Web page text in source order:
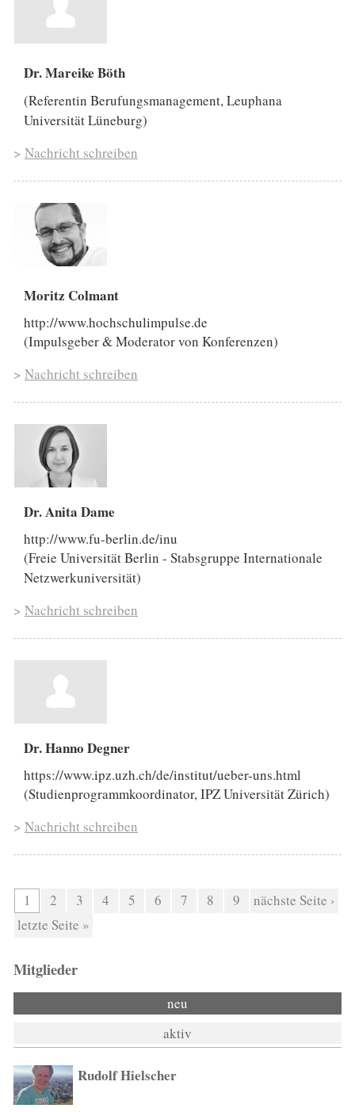
Dr. Mareike Böth
(Referentin Berufungsmanagement, Leuphana
Universität Lüneburg)
> Nachricht schreiben
Moritz Colmant
http://www.hochschulimpulse.de
(Impulsgeber & Moderator von Konferenzen)
> Nachricht schreiben
Dr. Anita Dame
http://www.fu-berlin.de/inu
(Freie Universität Berlin - Stabsgruppe Internationale
Netzwerkuniversität)
> Nachricht schreiben
Dr. Hanno Degner
https://www.ipz.uzh.ch/de/institut/ueber-uns.html
(Studienprogrammkoordinator, IPZ Universität Zürich)
> Nachricht schreiben
Seiten
1 2 3 4 5 6 7 8 9
nächste Seite ›
letzte Seite »
Mitglieder
neu
aktiv
Rudolf Hielscher